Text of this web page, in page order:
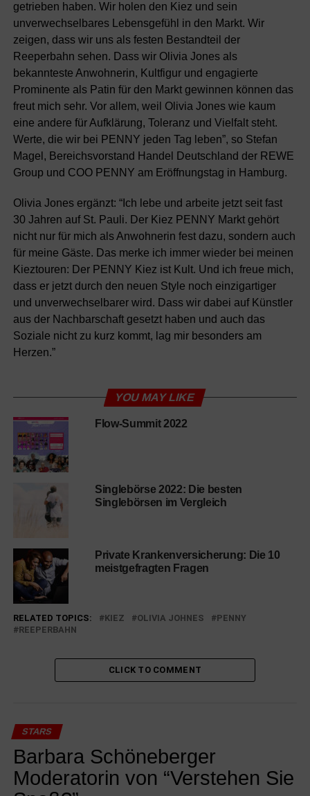
getrieben haben. Wir holen den Kiez und sein
unverwechselbares Lebensgefühl in den Markt. Wir
zeigen, dass wir uns als festen Bestandteil der
Reeperbahn sehen. Dass wir Olivia Jones als
bekannteste Anwohnerin, Kultfigur und engagierte
Prominente als Patin für den Markt gewinnen können das
freut mich sehr. Vor allem, weil Olivia Jones wie kaum
eine andere für Aufklärung, Toleranz und Vielfalt steht.
Werte, die wir bei PENNY jeden Tag leben”, so Stefan
Magel, Bereichsvorstand Handel Deutschland der REWE
Group und COO PENNY am Eröffnungstag in Hamburg.
Olivia Jones ergänzt: “Ich lebe und arbeite jetzt seit fast
30 Jahren auf St. Pauli. Der Kiez PENNY Markt gehört
nicht nur für mich als Anwohnerin fest dazu, sondern auch
für meine Gäste. Das merke ich immer wieder bei meinen
Kieztouren: Der PENNY Kiez ist Kult. Und ich freue mich,
dass er jetzt durch den neuen Style noch einzigartiger
und unverwechselbarer wird. Dass wir dabei auf Künstler
aus der Nachbarschaft gesetzt haben und auch das
Soziale nicht zu kurz kommt, lag mir besonders am
Herzen.”
YOU MAY LIKE
Flow-Summit 2022
Singlebörse 2022: Die besten
Singlebörsen im Vergleich
Private Krankenversicherung: Die 10
meistgefragten Fragen
RELATED TOPICS: KIEZ OLIVIA JOHNES
PENNY
REEPERBAHN
CLICK TO COMMENT
STARS
Barbara Schöneberger
Moderatorin von “Verstehen Sie